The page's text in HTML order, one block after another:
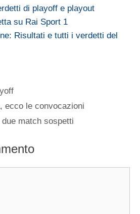
di playoff e playout
su Rai Sport 1
Risultati e tutti i verdetti del
ecco le convocazioni
match sospetti